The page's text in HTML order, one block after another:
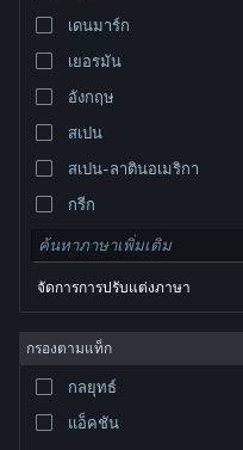
© Valve Corporation สงวนลิขสิทธิ์ เครื่องห
และประเทศอื่น
นโยบายความเป็นส่วนตัว
การช่วยการเข้าถึง|
Steam| การคืนเงิน
เดนมาร์ก
เยอรมัน
อังกฤษ
สเปน
สเปน-ลาตินอเมริกา
กรีก
จัดการการปรับแต่งภาษา
กรองตามแท็ก
กลยุทธ์
แอ็คชัน